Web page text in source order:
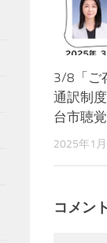
3/8「ご
通訳制
台市聴
2025年1
コメン